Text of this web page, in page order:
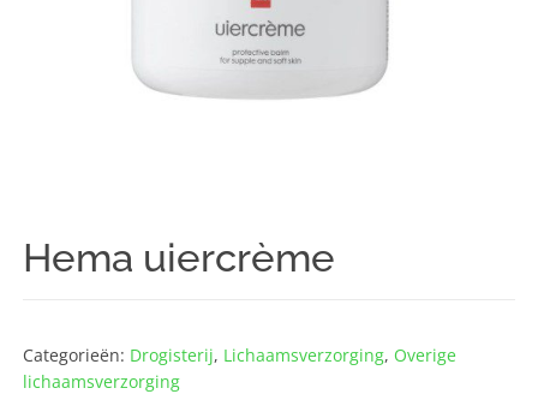
Hema uiercrème
Categorieën: Drogisterij, Lichaams­verzorging, Overige
lichaams­verzorging